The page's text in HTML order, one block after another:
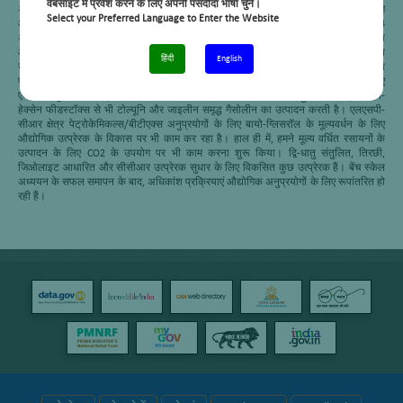
वेबसाइट में प्रवेश करने के लिए अपनी पसंदीदा भाषा चुनें।
Select your Preferred Language to Enter the Website
हिंदी English
अनुसंधान दल ने पहली बार सीएसआईआर-आईआईपी में विभिन्न जिओलाइट सामग्री के संश्लेषण
और क्रियाशीलता की स्थापना की है, जैसे कि लाइट नेफ्था आइसोमेराइजेशन, एनटीजीजी, सी 4
अल्काइलेशन और सी 7+ आइसोमेराइजेशन जैसी प्रक्रियाओं के लिए। लाइट नेफ्था
आइसोमेराइजेशन प्रक्रिया उच्च ओकटाइन शाखित पैराफिन के उत्पादन के लिए एक सीएल मुक्त
उत्प्रेरक प्रणाली प्रदान करती है। आईओसीएल (आर एंड डी), फरीदाबाद के लिए प्रक्रिया का
प्रदर्शन किया गया है। एनटीजीजी प्रक्रिया ने फीडस्टॉक्स वाले गैर-सुधार योग्य एन-पेंटेन के लिए
एक नया सुगंधित मार्ग प्रदान किया। बेंजीन की सीमाओं को ध्यान में रखते हुए, यह प्रक्रिया एन-
हेक्सेन फीडस्टॉक्स से भी टोल्यूनि और जाइलीन समृद्ध गैसोलीन का उत्पादन करती है। एलएसपी-
सीआर क्षेत्र पेट्रोकेमिकल्स/बीटीएक्स अनुप्रयोगों के लिए बायो-ग्लिसरॉल के मूल्यवर्धन के लिए
औद्योगिक उत्प्रेरक के विकास पर भी काम कर रहा है। हाल ही में, हमने मूल्य वर्धित रसायनों के
उत्पादन के लिए CO2 के उपयोग पर भी काम करना शुरू किया। द्वि-धातु संतुलित, तिरछी,
जिओलाइट आधारित और सीसीआर उत्प्रेरक सुधार के लिए विकसित कुछ उत्प्रेरक हैं। बेंच स्केल
अध्ययन के सफल समापन के बाद, अधिकांश प्रक्रियाएं औद्योगिक अनुप्रयोगों के लिए रूपांतरित हो
रही हैं।